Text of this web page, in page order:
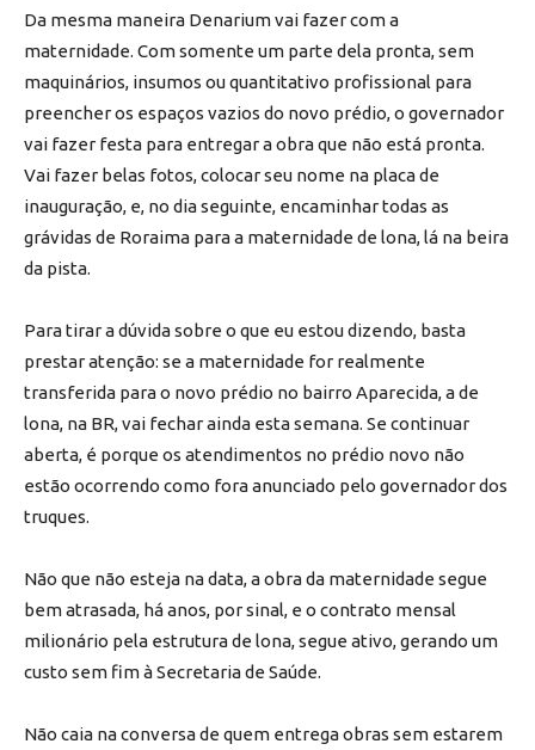
Da mesma maneira Denarium vai fazer com a
maternidade. Com somente um parte dela pronta, sem
maquinários, insumos ou quantitativo profissional para
preencher os espaços vazios do novo prédio, o governador
vai fazer festa para entregar a obra que não está pronta.
Vai fazer belas fotos, colocar seu nome na placa de
inauguração, e, no dia seguinte, encaminhar todas as
grávidas de Roraima para a maternidade de lona, lá na beira
da pista.
Para tirar a dúvida sobre o que eu estou dizendo, basta
prestar atenção: se a maternidade for realmente
transferida para o novo prédio no bairro Aparecida, a de
lona, na BR, vai fechar ainda esta semana. Se continuar
aberta, é porque os atendimentos no prédio novo não
estão ocorrendo como fora anunciado pelo governador dos
truques.
Não que não esteja na data, a obra da maternidade segue
bem atrasada, há anos, por sinal, e o contrato mensal
milionário pela estrutura de lona, segue ativo, gerando um
custo sem fim à Secretaria de Saúde.
Não caia na conversa de quem entrega obras sem estarem